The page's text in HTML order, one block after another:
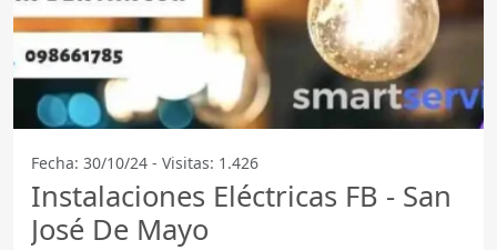
Fecha: 30/10/24 - Visitas: 1.426
Instalaciones Eléctricas FB - San
José De Mayo